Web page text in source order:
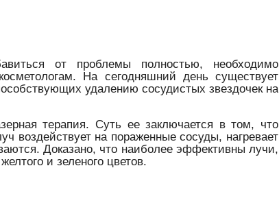
от проблемы полностью, необходимо
На сегодняшний день существует
удалению сосудистых звездочек на
терапия. Суть ее заключается в том, что
воздействует на пораженные сосуды, нагревает
Доказано, что наиболее эффективны лучи,
и зеленого цветов.